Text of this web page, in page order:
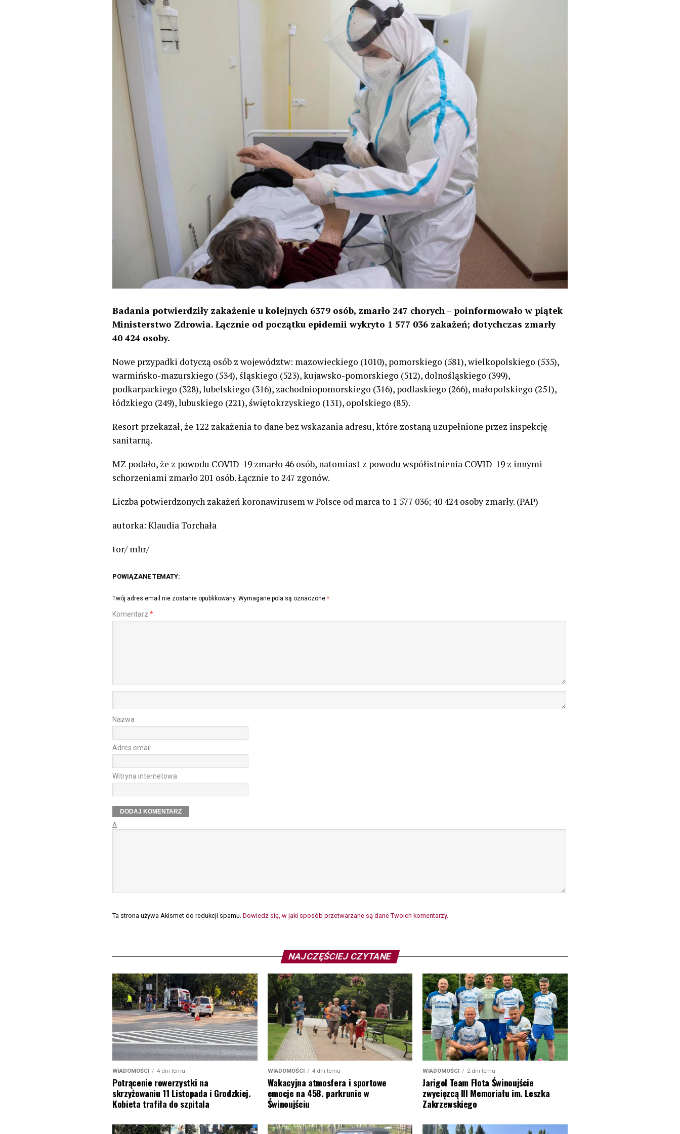
Badania potwierdziły zakażenie u kolejnych 6379 osób, zmarło 247 chorych – poinformowało w piątek
Ministerstwo Zdrowia. Łącznie od początku epidemii wykryto 1 577 036 zakażeń; dotychczas zmarły
40 424 osoby.
Nowe przypadki dotyczą osób z województw: mazowieckiego (1010), pomorskiego (581), wielkopolskiego (535),
warmińsko-mazurskiego (534), śląskiego (523), kujawsko-pomorskiego (512), dolnośląskiego (399),
podkarpackiego (328), lubelskiego (316), zachodniopomorskiego (316), podlaskiego (266), małopolskiego (251),
łódzkiego (249), lubuskiego (221), świętokrzyskiego (131), opolskiego (85).
Resort przekazał, że 122 zakażenia to dane bez wskazania adresu, które zostaną uzupełnione przez inspekcję
sanitarną.
MZ podało, że z powodu COVID-19 zmarło 46 osób, natomiast z powodu współistnienia COVID-19 z innymi
schorzeniami zmarło 201 osób. Łącznie to 247 zgonów.
Liczba potwierdzonych zakażeń koronawirusem w Polsce od marca to 1 577 036; 40 424 osoby zmarły. (PAP)
autorka: Klaudia Torchała
tor/ mhr/
POWIĄZANE TEMATY:
Twój adres email nie zostanie opublikowany. Wymagane pola są oznaczone *
Komentarz *
Nazwa
Adres email
Witryna internetowa
Δ
Ta strona używa Akismet do redukcji spamu. Dowiedz się, w jaki sposób przetwarzane są dane Twoich komentarzy.
NAJCZĘŚCIEJ CZYTANE
WIADOMOŚCI 4 dni temu
Potrącenie rowerzystki na
skrzyżowaniu 11 Listopada i Grodzkiej.
Kobieta trafiła do szpitala
WIADOMOŚCI 4 dni temu
Wakacyjna atmosfera i sportowe
emocje na 458. parkrunie w
Świnoujściu
WIADOMOŚCI 2 dni temu
Jarigol Team Flota Świnoujście
zwycięzcą III Memoriału im. Leszka
Zakrzewskiego